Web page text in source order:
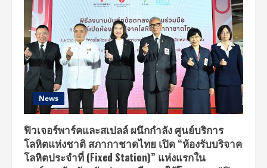
คุณภาพ
สูง
มุ่ง
ยก
ระดับ
การ
ทำงาน
แบบ
มือ
อาชีพ
ผ่าน
Professional
Series
พันธมิตร
ระดับ
โลก
News
ฟิวเจอร์พาร์คและสเปลล์ ผนึกกำลัง ศูนย์บริการ
โลหิตแห่งชาติ สภากาชาดไทย เปิด “ห้องรับบริจาค
โลหิตประจำที่ (Fixed Station)” แห่งแรกใน